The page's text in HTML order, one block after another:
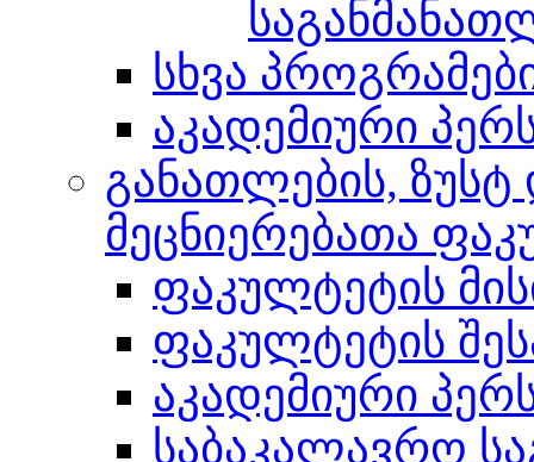
სხვა
აკადემიური
განათლების, ზუსტ
მეცნიერებათა
ფაკულტეტის
ფაკულტეტის
აკადემიური
საბაკალავრო